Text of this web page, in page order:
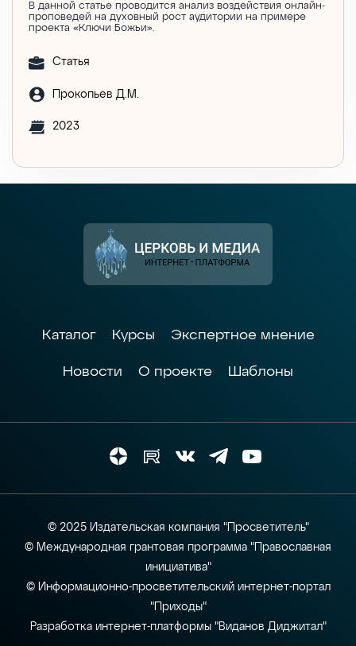
В данной статье проводится анализ воздействия онлайн-
проповедей на духовный рост аудитории на примере
проекта «Ключи Божьи».
Статья
Прокопьев Д.М.
2023
Каталог Курсы Экспертное мнение
Новости О проекте Шаблоны
© 2025 Издательская компания "Просветитель"
© Международная грантовая программа "Православная
инициатива"
© Информационно-просветительский интернет-портал
"Приходы"
Разработка интернет-платформы "Виданов Диджитал"